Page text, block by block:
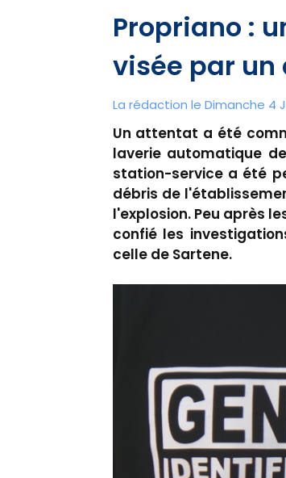
Propriano :
visée par
La rédaction le Dimanche 4
Un attentat a été
laverie automatique
station-service a été
débris de
l'explosion. Peu après
confié les
celle de Sartene.